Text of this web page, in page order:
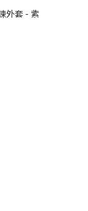
外套 - 紫